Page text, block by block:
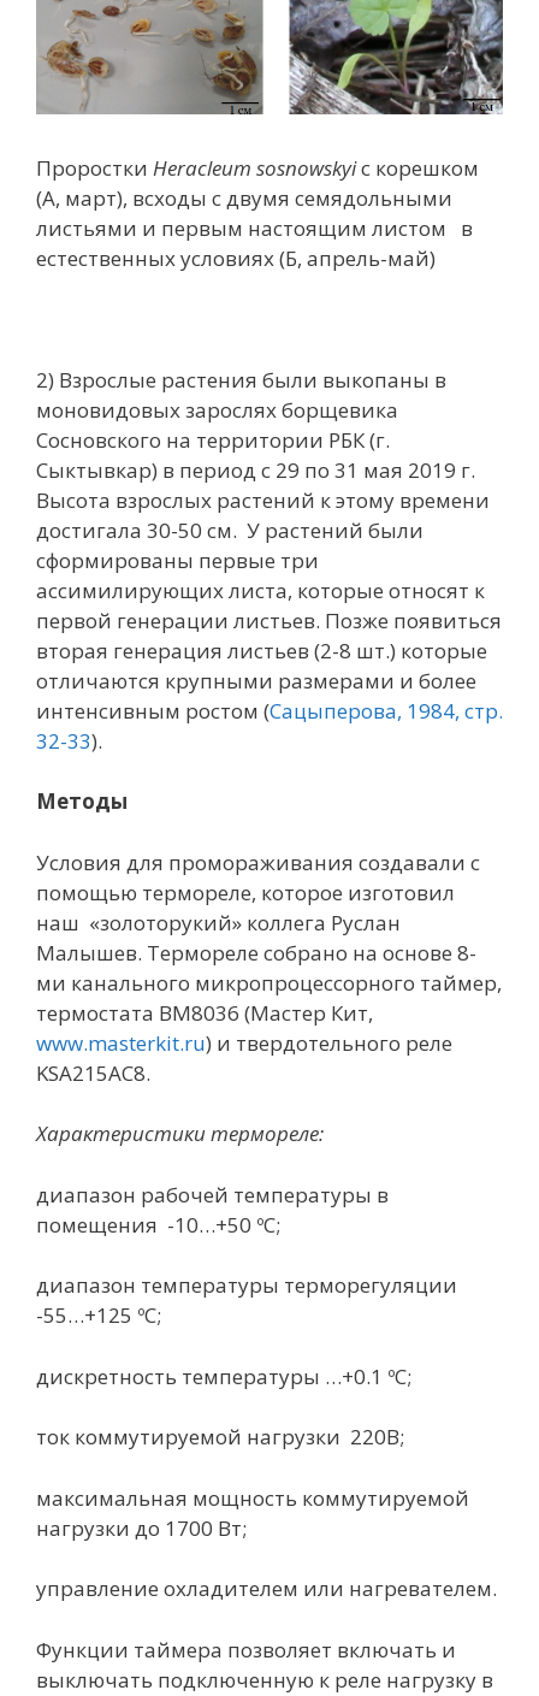
Проростки Heracleum sosnowskyic корешком
(А, март), всходы с двумя семядольными
листьями и первым настоящим листом в
естественных условиях (Б, апрель-май)
2) Взрослые растения были выкопаны в
моновидовых зарослях борщевика
Сосновского на территории РБК (г.
Сыктывкар) в период с 29 по 31 мая 2019 г.
Высота взрослых растений к этому времени
достигала 30-50 см. У растений были
сформированы первые три
ассимилирующих листа, которые относят к
первой генерации листьев. Позже появиться
вторая генерация листьев (2-8 шт.) которые
отличаются крупными размерами и более
интенсивным ростом (Сацыперова, 1984, стр.
32-33).
Методы
Условия для промораживания создавали с
помощью термореле, которое изготовил
наш «золоторукий» коллега Руслан
Малышев. Термореле собрано на основе 8-
ми канального микропроцессорного таймер,
термостата BM8036 (Мастер Кит,
www.masterkit.ru) и твердотельного реле
KSA215AC8.
Характеристики термореле:
диапазон рабочей температуры в
помещения -10…+50 ºС;
диапазон температуры терморегуляции
-55…+125 ºС;
дискретность температуры …+0.1 ºС;
ток коммутируемой нагрузки 220В;
максимальная мощность коммутируемой
нагрузки до 1700 Вт;
управление охладителем или нагревателем.
Функции таймера позволяет включать и
выключать подключенную к реле нагрузку в